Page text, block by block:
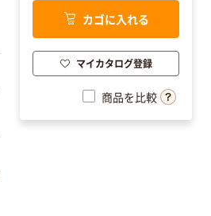
カゴに入れる
マイカタログ登録
商品を比較